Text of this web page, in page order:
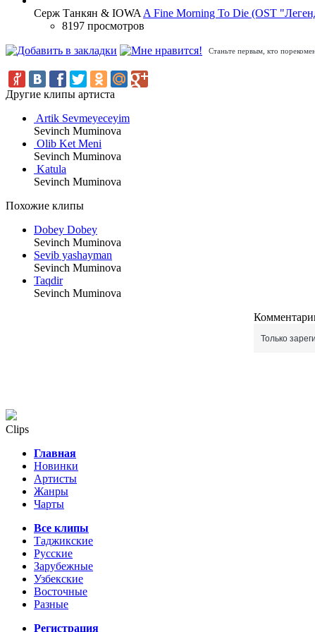
Серж Танкян & IOWA A Fine Morning To Die (OST
8197 просмотров
Станьте первым, кто
Другие клипы артиста
Artik Sevmeyeceyim
Sevinch Muminova
Olib Ket Meni
Sevinch Muminova
Katula
Sevinch Muminova
Похожие клипы
Dobey Dobey
Sevinch Muminova
Sevib yashayman
Sevinch Muminova
Taqdir
Sevinch Muminova
Только
Clips
Главная
Новинки
Артисты
Жанры
Чарты
Все клипы
Таджикские
Русские
Зарубежные
Узбекские
Восточные
Разные
Регистрация